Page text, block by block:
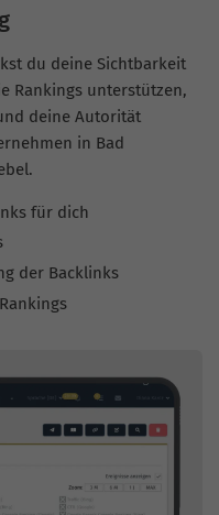
du deine Sichtbarkeit
Rankings unterstützen,
deine Autorität
in Bad
für dich
der Backlinks